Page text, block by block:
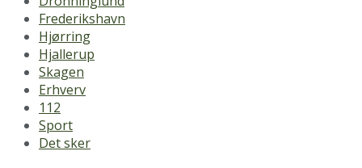
Frederikshavn
Hjørring
Hjallerup
Skagen
Erhverv
112
Sport
Det sker